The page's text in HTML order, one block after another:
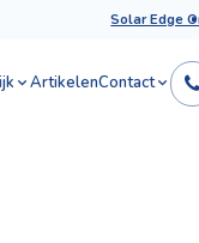
Solar Edge
ArtikelenContact